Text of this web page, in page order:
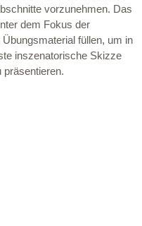
vorzunehmen. Das
dem Fokus der
füllen, um in
inszenatorische Skizze
präsentieren.